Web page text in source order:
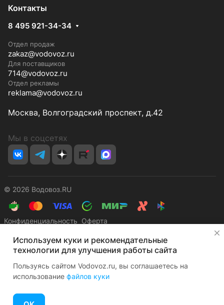
Контакты
8 495 921-34-34
Отдел продаж
zakaz@vodovoz.ru
Для поставщиков
714@vodovoz.ru
Отдел рекламы
reklama@vodovoz.ru
Москва, Волгоградский проспект, д.42
Мы в соцсетях
© 2026 Водовоз.RU
Конфиденциальность Оферта
Используем куки и рекомендательные
технологии для улучшения работы сайта
Пользуясь сайтом Vodovoz.ru, вы соглашаетесь на
использование файлов куки